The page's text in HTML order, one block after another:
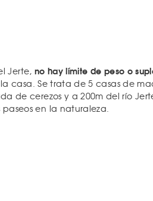
Jerte, no hay límite de peso o
casa. Se trata de 5 casas de
de cerezos y a 200m del río
en la naturaleza.